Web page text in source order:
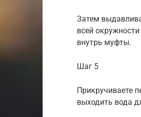
Затем
всей
внутрь муфты.
Шаг 5
Прикручиваете
выходить вода